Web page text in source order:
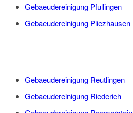
Gebaeudereinigung Pfullingen
Gebaeudereinigung Pliezhausen
Gebaeudereinigung Reutlingen
Gebaeudereinigung Riederich